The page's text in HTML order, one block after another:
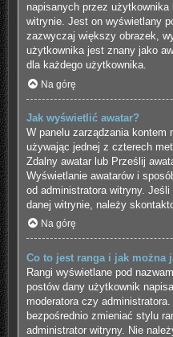
napisanych przez
witrynie. Jest on wyświetlany
zazwyczaj większy obrazek,
użytkownika jest znany jako
dla każdego użytkownika.
Na górę
Jak wyświetlić awatar?
W panelu zarządzania kontem
używając jednej z czterech
Zdalny awatar lub Prześlij
Wyświetlanie awatarów i
od administratora witryny.
danej witrynie, należy
Na górę
Co to jest ranga i jak można
Rangi wyświetlane pod
postów dany użytkownik
moderatora czy
bezpośrednio zmieniać stylu
administrator witryny. Nie